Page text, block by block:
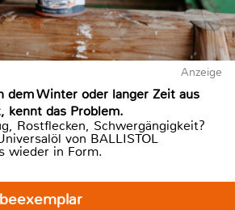
Anzeige
dem Winter oder langer Zeit aus
kennt das Problem.
Rostflecken, Schwergängigkeit?
von BALLISTOL
wieder in Form.